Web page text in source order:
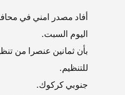
أفاد مصدر امني في
اليوم السبت.
بأن ثمانين عنصرا من
للتنظيم.
جنوبي كركوك.